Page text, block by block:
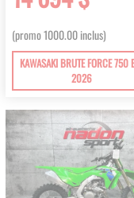
(promo 1000.00 inclus)
KAWASAKI BRUTE FORCE 750
2026